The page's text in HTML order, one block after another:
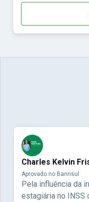
Charles Kelvin
Aprovado no Banrisul
Pela influência da
estagiária no INSS